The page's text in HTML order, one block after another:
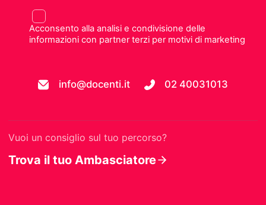
Acconsento alla analisi e condivisione delle
informazioni con partner terzi per motivi di marketing
info@docenti.it 02 40031013
Vuoi un consiglio sul tuo percorso?
Trova il tuo Ambasciatore